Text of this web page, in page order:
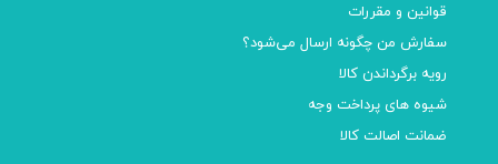
قوانین و مقررات
سفارش من چگونه ارسال می‌شود؟
رویه برگرداندن کالا
شیوه های پرداخت وجه
ضمانت اصالت کالا